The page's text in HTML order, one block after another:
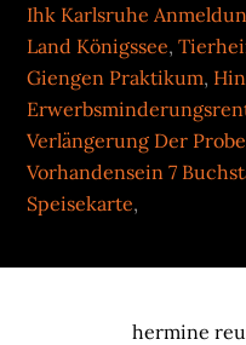
Ihk Karlsruhe
Land Königssee,
Giengen Praktikum,
Verlängerung Der
Vorhandensein 7
Speisekarte,
hermine